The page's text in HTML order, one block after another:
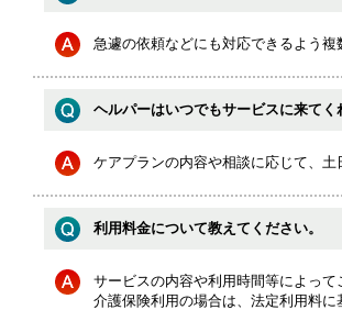
急遽の依頼などにも対応できるよう
ヘルパーはいつでもサービスに来てく
ケアプランの内容や相談に応じて、
利用料金について教えてください。
サービスの内容や利用時間等によっ
介護保険利用の場合は、法定利用料に